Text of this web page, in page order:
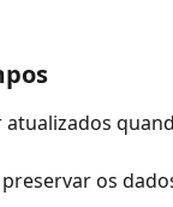
os